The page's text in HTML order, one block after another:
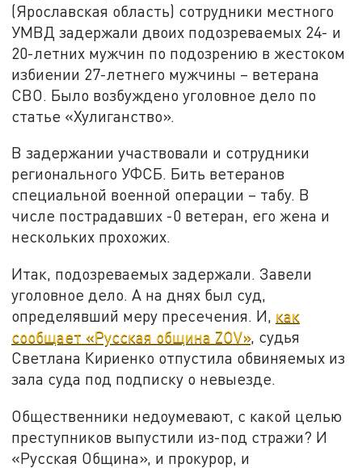
(Ярославская область) сотрудники местного
УМВД задержали двоих подозреваемых 24- и
20-летних мужчин по подозрению в жестоком
избиении 27-летнего мужчины – ветерана
СВО. Было возбуждено уголовное дело по
статье «Хулиганство».
В задержании участвовали и сотрудники
регионального УФСБ. Бить ветеранов
специальной военной операции – табу. В
числе пострадавших -0 ветеран, его жена и
нескольких прохожих.
Итак, подозреваемых задержали. Завели
уголовное дело. А на днях был суд,
определявший меру пресечения. И, как
сообщает «Русская община ZOV», судья
Светлана Кириенко отпустила обвиняемых из
зала суда под подписку о невыезде.
Общественники недоумевают, с какой целью
преступников выпустили из-под стражи? И
«Русская Община», и прокурор, и